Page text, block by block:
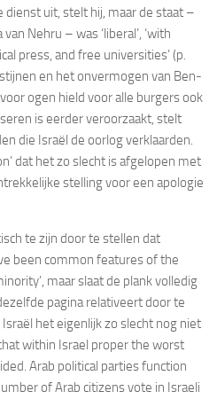
dienst uit, stelt hij, maar de staat –
Nehru – was ‘liberal’, ‘with
press, and free universities’ (p.
en het onvermogen van Ben-
ogen hield voor alle burgers ook
is eerder veroorzaakt, stelt
die Israël de oorlog verklaarden.
dat het zo slecht is afgelopen met
stelling voor een apologie
te zijn door te stellen dat
been common features of the
maar slaat de plank volledig
pagina relativeert door te
het eigenlijk zo slecht nog niet
within Israel proper the worst
Arab political parties function
of Arab citizens vote in Israeli